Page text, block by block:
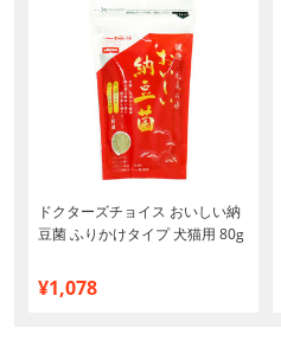
ドクターズチョイス おいしい納
豆菌 ふりかけタイプ 犬猫用 80g
¥1,078